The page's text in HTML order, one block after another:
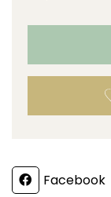
PartagerFacebook